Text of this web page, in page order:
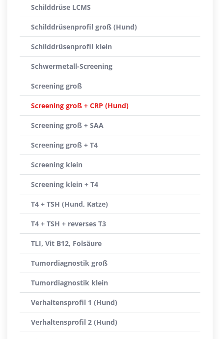
Schilddrüse LCMS
Schilddrüsenprofil groß (Hund)
Schilddrüsenprofil klein
Schwermetall-Screening
Screening groß
Screening groß + CRP (Hund)
Screening groß + SAA
Screening groß + T4
Screening klein
Screening klein + T4
T4 + TSH (Hund, Katze)
T4 + TSH + reverses T3
TLI, Vit B12, Folsäure
Tumordiagnostik groß
Tumordiagnostik klein
Verhaltensprofil 1 (Hund)
Verhaltensprofil 2 (Hund)